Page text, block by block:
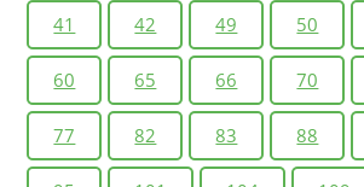
41 42 49 50
60 65 66 70
77 82 83 88